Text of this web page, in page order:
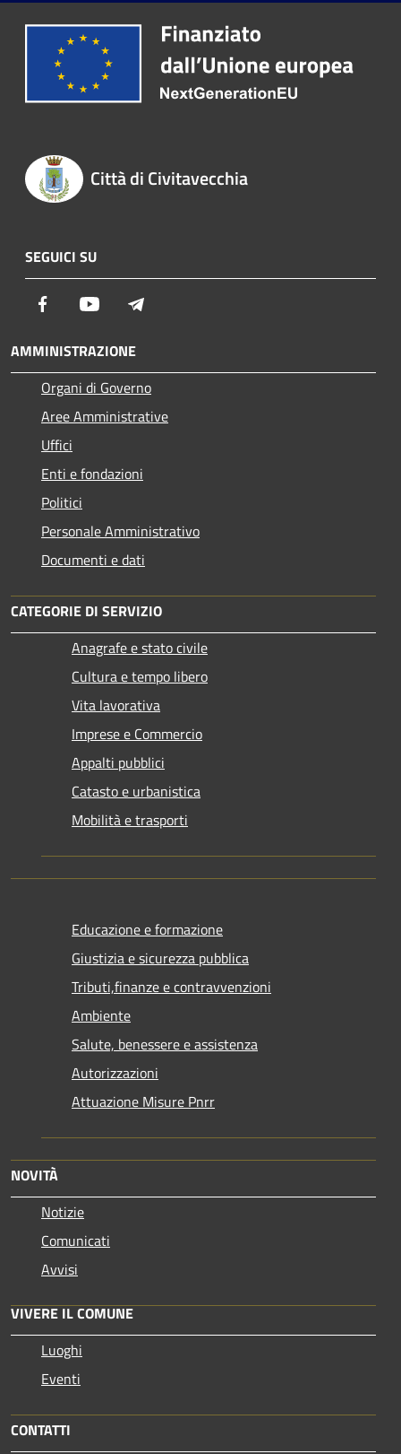
Città di Civitavecchia
SEGUICI SU
Facebook Youtube
AMMINISTRAZIONE
Organi di Governo
Aree Amministrative
Uffici
Enti e fondazioni
Politici
Personale Amministrativo
Documenti e dati
CATEGORIE DI SERVIZIO
Anagrafe e stato civile
Cultura e tempo libero
Vita lavorativa
Imprese e Commercio
Appalti pubblici
Catasto e urbanistica
Mobilità e trasporti
Educazione e formazione
Giustizia e sicurezza pubblica
Tributi,finanze e contravvenzioni
Ambiente
Salute, benessere e assistenza
Autorizzazioni
Attuazione Misure Pnrr
NOVITÀ
Notizie
Comunicati
Avvisi
VIVERE IL COMUNE
Luoghi
Eventi
CONTATTI